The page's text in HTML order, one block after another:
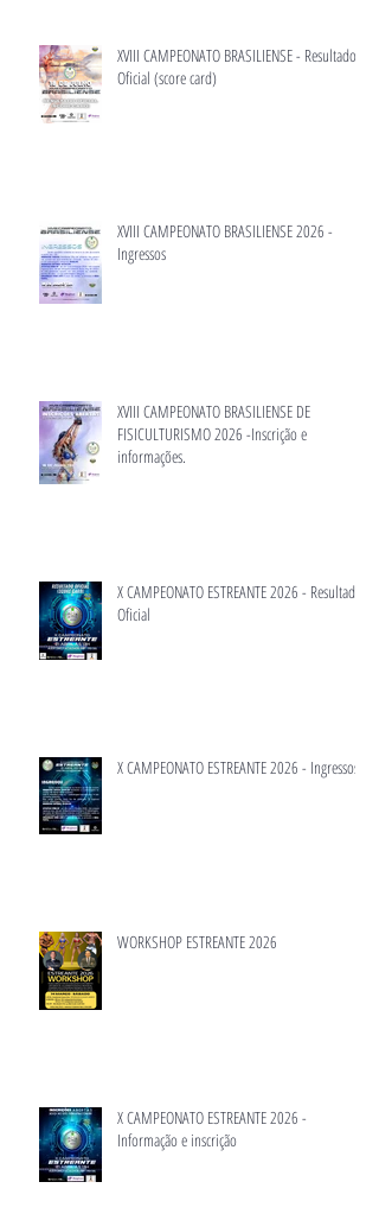
XVIII CAMPEONATO BRASILIENSE - Resultado
Oficial (score card)
XVIII CAMPEONATO BRASILIENSE 2026 -
Ingressos
XVIII CAMPEONATO BRASILIENSE DE
FISICULTURISMO 2026 -Inscrição e
informações.
X CAMPEONATO ESTREANTE 2026 - Resultado
Oficial
X CAMPEONATO ESTREANTE 2026 - Ingressos
WORKSHOP ESTREANTE 2026
X CAMPEONATO ESTREANTE 2026 -
Informação e inscrição